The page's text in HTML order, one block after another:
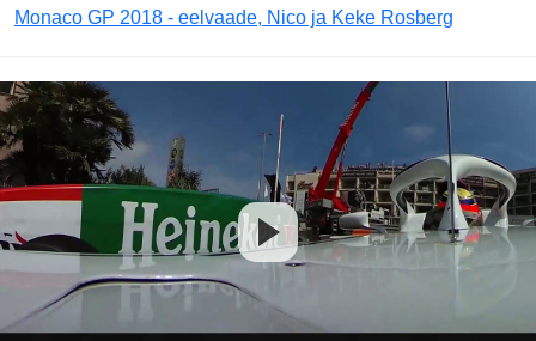
Monaco GP 2018 - eelvaade, Nico ja Keke Rosberg